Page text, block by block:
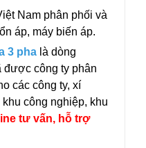
Nam phân phối và
áp, máy biến áp.
3 pha là dòng
được công ty phân
các công ty, xí
công nghiệp, khu
tư vấn, hỗ trợ